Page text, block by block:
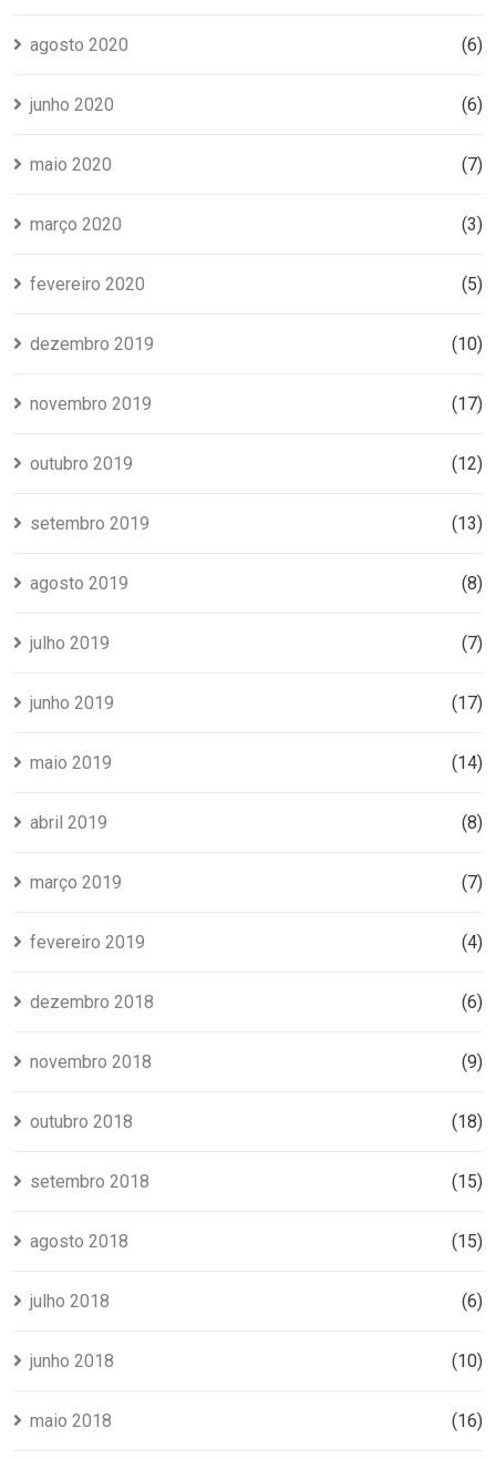
agosto 2020 (6)
junho 2020 (6)
maio 2020 (7)
março 2020 (3)
fevereiro 2020 (5)
dezembro 2019 (10)
novembro 2019 (17)
outubro 2019 (12)
setembro 2019 (13)
agosto 2019 (8)
julho 2019 (7)
junho 2019 (17)
maio 2019 (14)
abril 2019 (8)
março 2019 (7)
fevereiro 2019 (4)
dezembro 2018 (6)
novembro 2018 (9)
outubro 2018 (18)
setembro 2018 (15)
agosto 2018 (15)
julho 2018 (6)
junho 2018 (10)
maio 2018 (16)